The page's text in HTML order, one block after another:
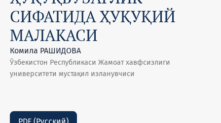
СИФАТИДА ҲУҚУҚИЙ
МАЛАКАСИ
Комила РАШИДОВА
Ўзбекистон Республикаси Жамоат хавфсизлиги
университети мустақил изланувчиси
PDF (Русский)